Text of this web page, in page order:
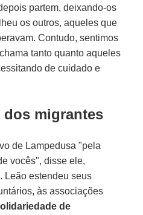
partem, deixando-os
os outros, aqueles que
Contudo, sentimos
tanto quanto aqueles
de cuidado e
dos migrantes
de Lampedusa "pela
vocês", disse ele,
Leão estendeu seus
às associações
de